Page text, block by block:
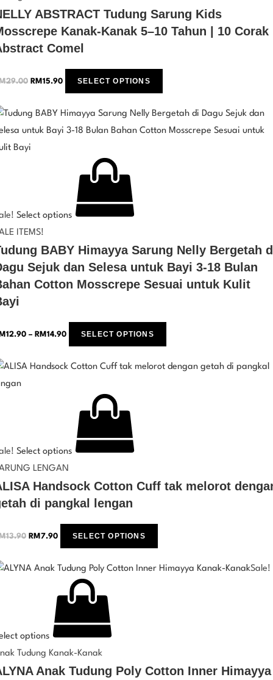
ABSTRACT Tudung Sarung Kids
Kanak-Kanak 5–10 Tahun | 10 Corak
Comel
29.00 RM 15.90 SELECT OPTIONS
Select options
ITEMS!
BABY Himayya Sarung Nelly Bergetah
Sejuk dan Selesa untuk Bayi 3-18 Bulan
Cotton Mosscrepe Sesuai untuk Kulit
12.90 – RM 14.90 SELECT OPTIONS
Select options
LENGAN
Handsock Cotton Cuff tak melorot
di pangkal lengan
13.90 RM 7.90 SELECT OPTIONS
Sale!
options
Tudung Kanak-Kanak
Anak Tudung Poly Cotton Inner Himayya